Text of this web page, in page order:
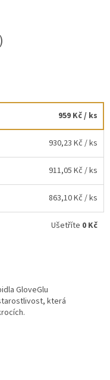
959 Kč/ ks
930,23 Kč / ks
911,05 Kč / ks
863,10 Kč / ks
Ušetříte 0 Kč
GloveGlu
která